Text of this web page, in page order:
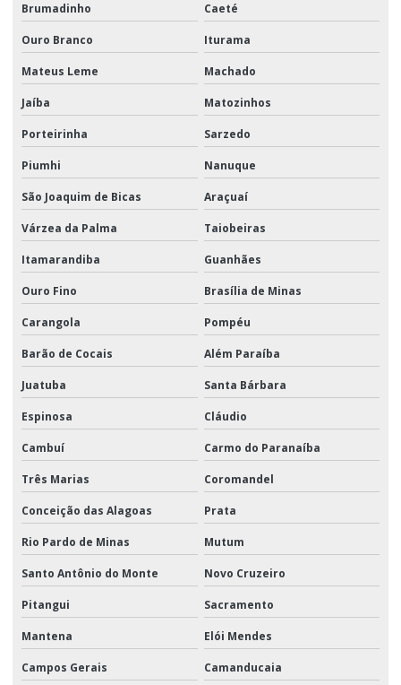
Brumadinho Caeté
Ouro Branco Iturama
Mateus Leme Machado
Jaíba Matozinhos
Porteirinha Sarzedo
Piumhi Nanuque
São Joaquim de Bicas Araçuaí
Várzea da Palma Taiobeiras
Itamarandiba Guanhães
Ouro Fino Brasília de Minas
Carangola Pompéu
Barão de Cocais Além Paraíba
Juatuba Santa Bárbara
Espinosa Cláudio
Cambuí Carmo do Paranaíba
Três Marias Coromandel
Conceição das Alagoas Prata
Rio Pardo de Minas Mutum
Santo Antônio do Monte Novo Cruzeiro
Pitangui Sacramento
Mantena Elói Mendes
Campos Gerais Camanducaia